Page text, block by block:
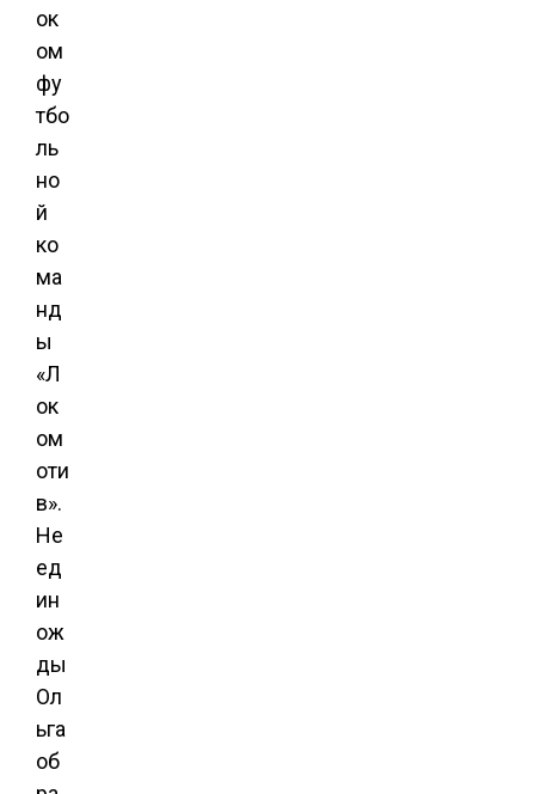
ок
ом
фу
тбо
ль
но
й
ко
ма
нд
ы
«Л
ок
ом
оти
в».
Не
ед
ин
ож
ды
Ол
ьга
об